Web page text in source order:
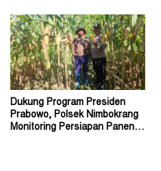
Dukung Program Presiden
Prabowo, Polsek Nimbokrang
Monitoring Persiapan Panen